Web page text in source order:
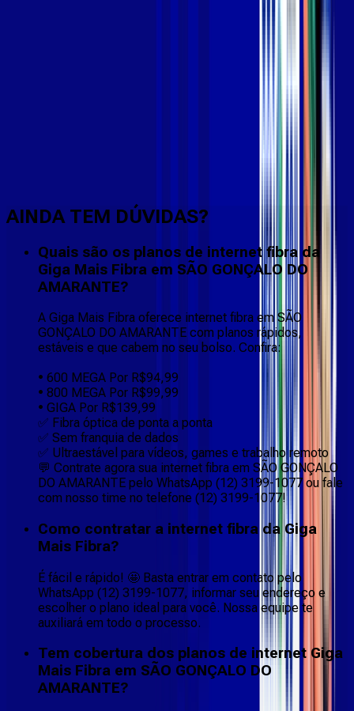
AINDA TEM DÚVIDAS?
Quais são os planos de internet fibra da
Giga Mais Fibra em SÃO GONÇALO DO
AMARANTE?
A Giga Mais Fibra oferece internet fibra em SÃO
GONÇALO DO AMARANTE com planos rápidos,
estáveis e que cabem no seu bolso. Confira:
• 600 MEGA Por R$94,99
• 800 MEGA Por R$99,99
• GIGA Por R$139,99
✅ Fibra óptica de ponta a ponta
✅ Sem franquia de dados
✅ Ultraestável para vídeos, games e trabalho remoto
💬 Contrate agora sua internet fibra em SÃO GONÇALO
DO AMARANTE pelo WhatsApp (12) 3199-1077 ou fale
com nosso time no telefone (12) 3199-1077!
Como contratar a internet fibra da Giga
Mais Fibra?
É fácil e rápido! 🤩 Basta entrar em contato pelo
WhatsApp (12) 3199-1077, informar seu endereço e
escolher o plano ideal para você. Nossa equipe te
auxiliará em todo o processo.
Tem cobertura dos planos de internet Giga
Mais Fibra em SÃO GONÇALO DO
AMARANTE?